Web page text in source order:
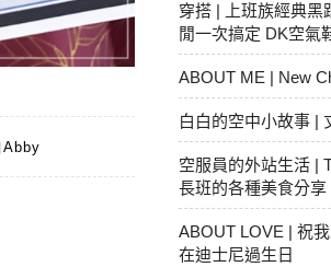
Abby
穿搭 | 上班族經典黑
閒一次搞定 DK空氣
ABOUT ME | New
白白的空中小故事 |
空服員的外站生活 |
長班的各種美食分享
ABOUT LOVE | 祝
在迪士尼過生日